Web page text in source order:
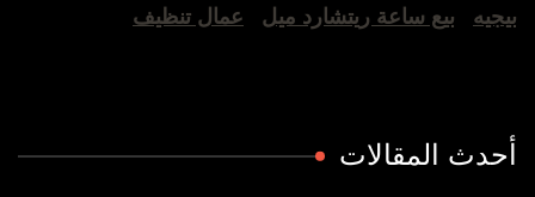
بيجيه
بيع ساعة ريتشارد ميل عمال تنظيف
أحدث المقالات